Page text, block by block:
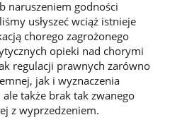
naruszeniem godności
usłyszeć wciąż istnieje
chorego zagrożonego
opieki nad chorymi
regulacji prawnych zarówno
jak i wyznaczenia
także brak tak zwanego
z wyprzedzeniem.